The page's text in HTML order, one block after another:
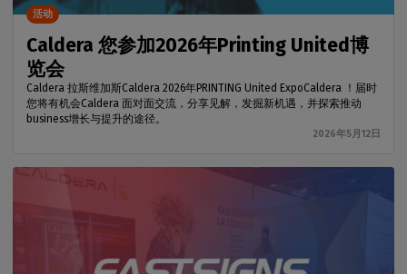
Caldera 您参加2026年Printing United博
览会
Caldera 拉斯维加斯Caldera 2026年PRINTING United ExpoCaldera ！届时
您将有机会Caldera 面对面交流，分享见解，发掘新机遇，并探索推动
business增长与提升的途径。
2026年5月12日
活动